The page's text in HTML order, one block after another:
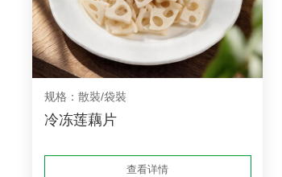
规格：散裝/袋裝
冷冻莲藕片
查看详情